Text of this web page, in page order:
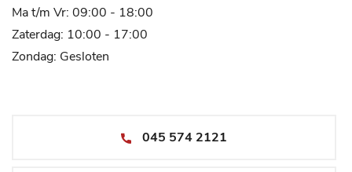
Ma t/m Vr: 09:00 - 18:00
Zaterdag: 10:00 - 17:00
Zondag: Gesloten
045 574 2121